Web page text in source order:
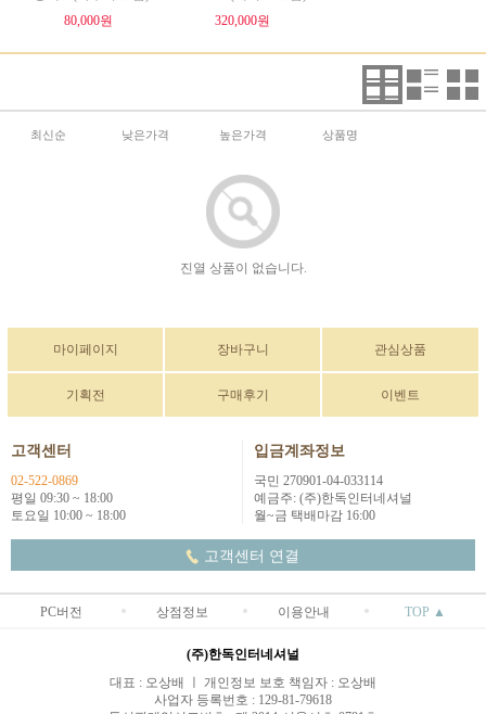
80,000원
320,000원
최신순 낮은가격 높은가격 상품명
진열 상품이 없습니다.
마이페이지 장바구니 관심상품
기획전 구매후기 이벤트
고객센터
02-522-0869
평일 09:30 ~ 18:00
토요일 10:00 ~ 18:00
입금계좌정보
국민 270901-04-033114
예금주: (주)한독인터네셔널
월~금 택배마감 16:00
고객센터 연결
PC버전 상점정보 이용안내 TOP ▲
(주)한독인터네셔널
대표 : 오상배 ㅣ 개인정보 보호 책임자 : 오상배
사업자 등록번호 : 129-81-79618